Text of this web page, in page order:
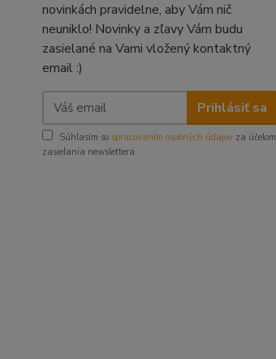
novinkách pravidelne, aby Vám nič
neuniklo! Novinky a zľavy Vám budu
zasielané na Vami vložený kontaktný
email :)
Prihlásiť sa
Súhlasím so spracovaním osobných údajov za účelom
zasielania newslettera.